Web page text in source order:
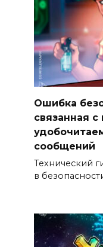
Ошибка
связанная
сообщений
Технический
в